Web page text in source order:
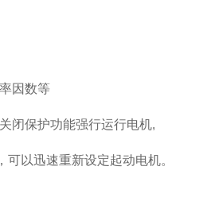
因数等
保护功能强行运行电机,
以迅速重新设定起动电机。